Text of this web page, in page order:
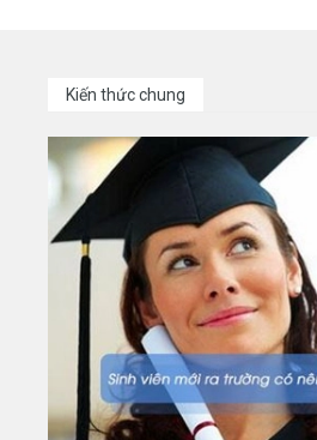
Kiến thức chung